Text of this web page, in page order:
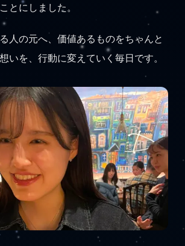
とにしました。
人の元へ、価値あるものをちゃんと
いを、行動に変えていく毎日です。